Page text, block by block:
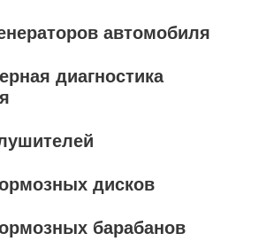
автомобиля
диагностика
дисков
барабанов